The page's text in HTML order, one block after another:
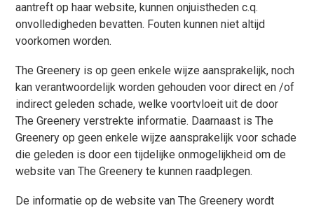
aantreft op haar website, kunnen onjuistheden c.q.
onvolledigheden bevatten. Fouten kunnen niet altijd
voorkomen worden.
The Greenery is op geen enkele wijze aansprakelijk, noch
kan verantwoordelijk worden gehouden voor direct en /of
indirect geleden schade, welke voortvloeit uit de door
The Greenery verstrekte informatie. Daarnaast is The
Greenery op geen enkele wijze aansprakelijk voor schade
die geleden is door een tijdelijke onmogelijkheid om de
website van The Greenery te kunnen raadplegen.
De informatie op de website van The Greenery wordt